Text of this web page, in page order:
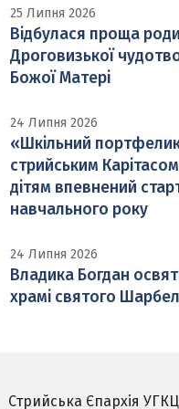
25 Липня 2026
Відбулася проща
Дроговизької
Божої Матері
24 Липня 2026
«Шкільний
стрийським
дітям впевнений
навчального року
24 Липня 2026
Владика Богдан
храмі святого
Стрийська Єпархія УГКЦ